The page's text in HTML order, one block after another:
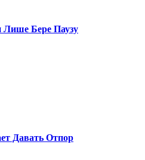
Бере Паузу
Давать Отпор